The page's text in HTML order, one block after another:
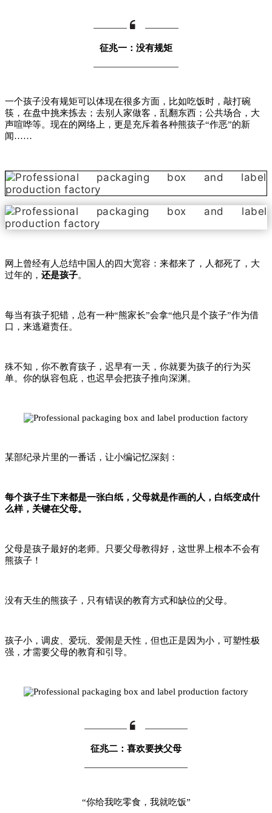
征兆一：没有规矩
一个孩子没有规矩可以体现在很多方面，比如吃饭时，敲打碗
筷，在盘中挑来拣去；去别人家做客，乱翻东西；公共场合，大
声喧哗等。现在的网络上，更是充斥着各种熊孩子“作恶”的新
闻……
网上曾经有人总结中国人的四大宽容：来都来了，人都死了，大
过年的， 还是孩子。
每当有孩子犯错，总有一种“熊家长”会拿“他只是个孩子”作为借
口，来逃避责任。
殊不知，你不教育孩子，迟早有一天，你就要为孩子的行为买
单。你的纵容包庇，也迟早会把孩子推向深渊。
某部纪录片里的一番话，让小编记忆深刻：
每个孩子生下来都是一张白纸，父母就是作画的人，白纸变成什
么样，关键在父母。
父母是孩子最好的老师。只要父母教得好，这世界上根本不会有
熊孩子！
没有天生的熊孩子，只有错误的教育方式和缺位的父母。
孩子小，调皮、爱玩、爱闹是天性，但也正是因为小，可塑性极
强，才需要父母的教育和引导。
征兆二：喜欢要挟父母
“你给我吃零食，我就吃饭”